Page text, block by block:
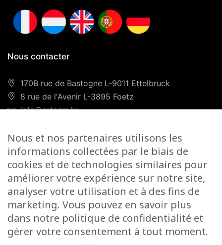
Nous contacter
170B rue de Bastogne L-9011 Ettelbruck
8 rue de l'Avenir L-3895 Foetz
info@artcars.lu
GSM : +352 661 701 701
Nos horaires
Lundi-Vendredi :9H00/12H00 & 13H00/18H00
Samedi :
Foetz : 9H00/12H00
Ettelbruck :9H00/12H00
Nous et nos partenaires utilisons les
informations collectées par le biais de
cookies et de technologies similaires pour
améliorer votre expérience sur notre site,
analyser votre utilisation et à des fins de
marketing. Vous pouvez en savoir plus
dans notre politique de confidentialité et
gérer votre consentement à tout moment.